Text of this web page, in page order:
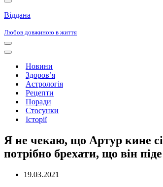
Меню
навігації
Віддана
Любов довжиною в життя
Меню
навігації
Меню
навігаціїНовини
Здоров’я
Астрологія
Рецепти
Поради
Стосунки
Історії
Я не чекаю, що Артур кине
потрібно брехати, що він
19.03.2021